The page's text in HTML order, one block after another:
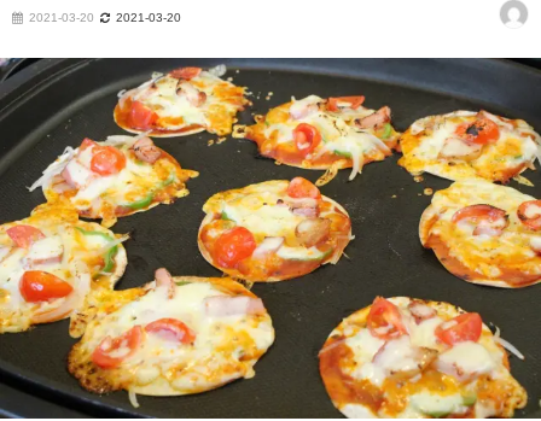
2021-03-20 2021-03-20